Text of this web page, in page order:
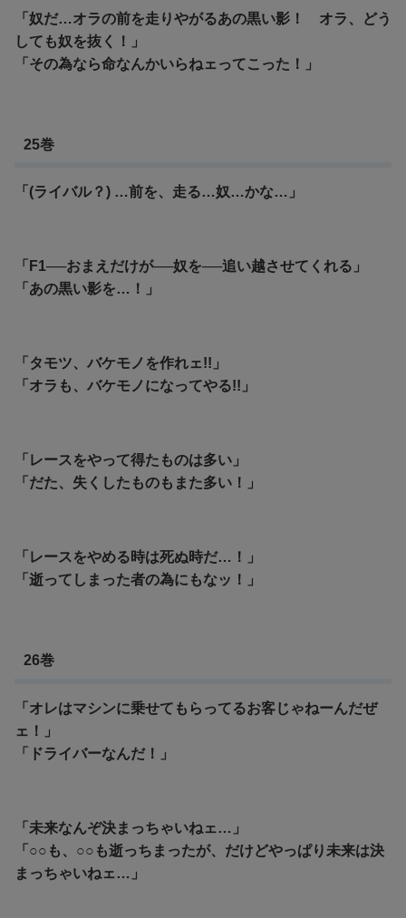
「奴だ…オラの前を走りやがるあの黒い影！ オラ、どう
しても奴を抜く！」
「その為なら命なんかいらねェってこった！」
25巻
「(ライバル？) …前を、走る…奴…かな…」
「F1──おまえだけが──奴を──追い越させてくれる」
「あの黒い影を…！」
「タモツ、バケモノを作れェ!!」
「オラも、バケモノになってやる!!」
「レースをやって得たものは多い」
「だた、失くしたものもまた多い！」
「レースをやめる時は死ぬ時だ…！」
「逝ってしまった者の為にもなッ！」
26巻
「オレはマシンに乗せてもらってるお客じゃねーんだぜ
ェ！」
「ドライバーなんだ！」
「未来なんぞ決まっちゃいねェ…」
「○○も、○○も逝っちまったが、だけどやっぱり未来は決
まっちゃいねェ…」